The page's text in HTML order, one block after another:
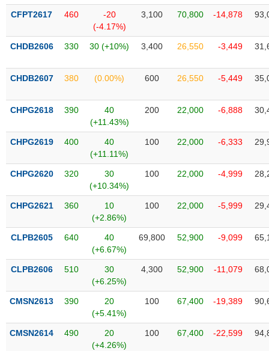
phiếu
chi
Tổng
Giao
Tài
Phân
kỹ
Hồ
doanh
nghiệp
Tin
tức
kiện
CFPT2617 460
-20
(-4.17%)
3,100 70,800 -14,878
CHDB2606 330 30 (+10%) 3,400 26,550 -3,449
CHDB2607 380 (0.00%) 600 26,550 -5,449
CHPG2618 390
40
(+11.43%)
200 22,000 -6,888
CHPG2619 400
40
(+11.11%)
100 22,000 -6,333
CHPG2620 320
30
(+10.34%)
100 22,000 -4,999
CHPG2621 360
10
(+2.86%)
100 22,000 -5,999
CLPB2605 640
40
(+6.67%)
69,800 52,900 -9,099
CLPB2606 510
30
(+6.25%)
4,300 52,900 -11,079
CMSN2613 390
20
(+5.41%)
100 67,400 -19,389
CMSN2614 490
20
(+4.26%)
100 67,400 -22,599
TIN
SECTOR
NGUYÊN
LIỆU